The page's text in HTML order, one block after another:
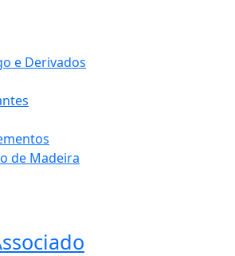
e Derivados
de Madeira